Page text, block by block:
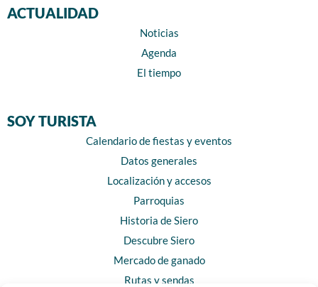
ACTUALIDAD
Noticias
Agenda
El tiempo
SOY TURISTA
Calendario de fiestas y eventos
Datos generales
Localización y accesos
Parroquias
Historia de Siero
Descubre Siero
Mercado de ganado
Rutas y sendas